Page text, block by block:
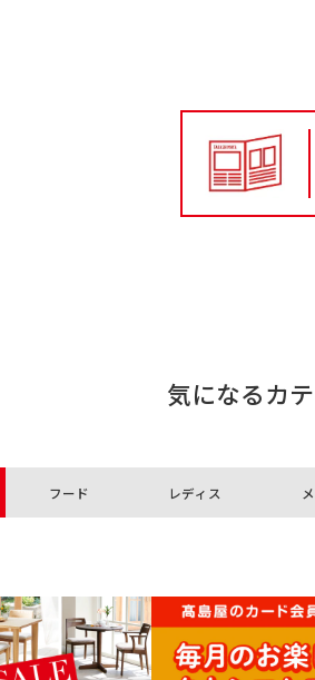
気になるカ
フード レディス